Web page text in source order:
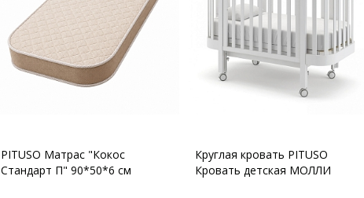
PITUSO Матрас "Кокос
Стандарт П" 90*50*6 см
Круглая кровать PITUSO
Кровать детская МОЛЛИ